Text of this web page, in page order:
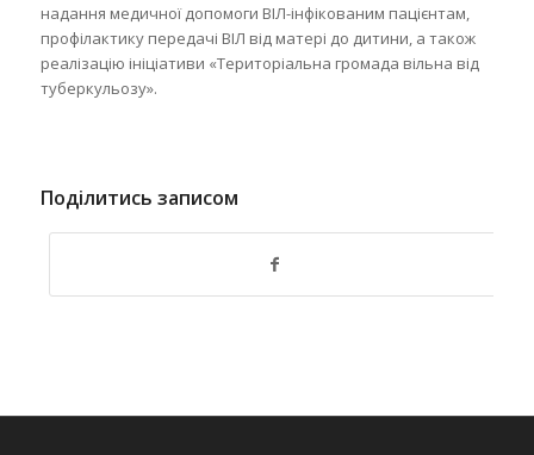
надання медичної допомоги ВІЛ-інфікованим пацієнтам,
профілактику передачі ВІЛ від матері до дитини, а також
реалізацію ініціативи «Територіальна громада вільна від
туберкульозу».
Поділитись записом